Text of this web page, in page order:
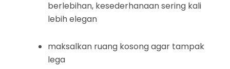
berlebihan, kesederhanaan sering kali
lebih elegan
maksalkan ruang kosong agar tampak
lega